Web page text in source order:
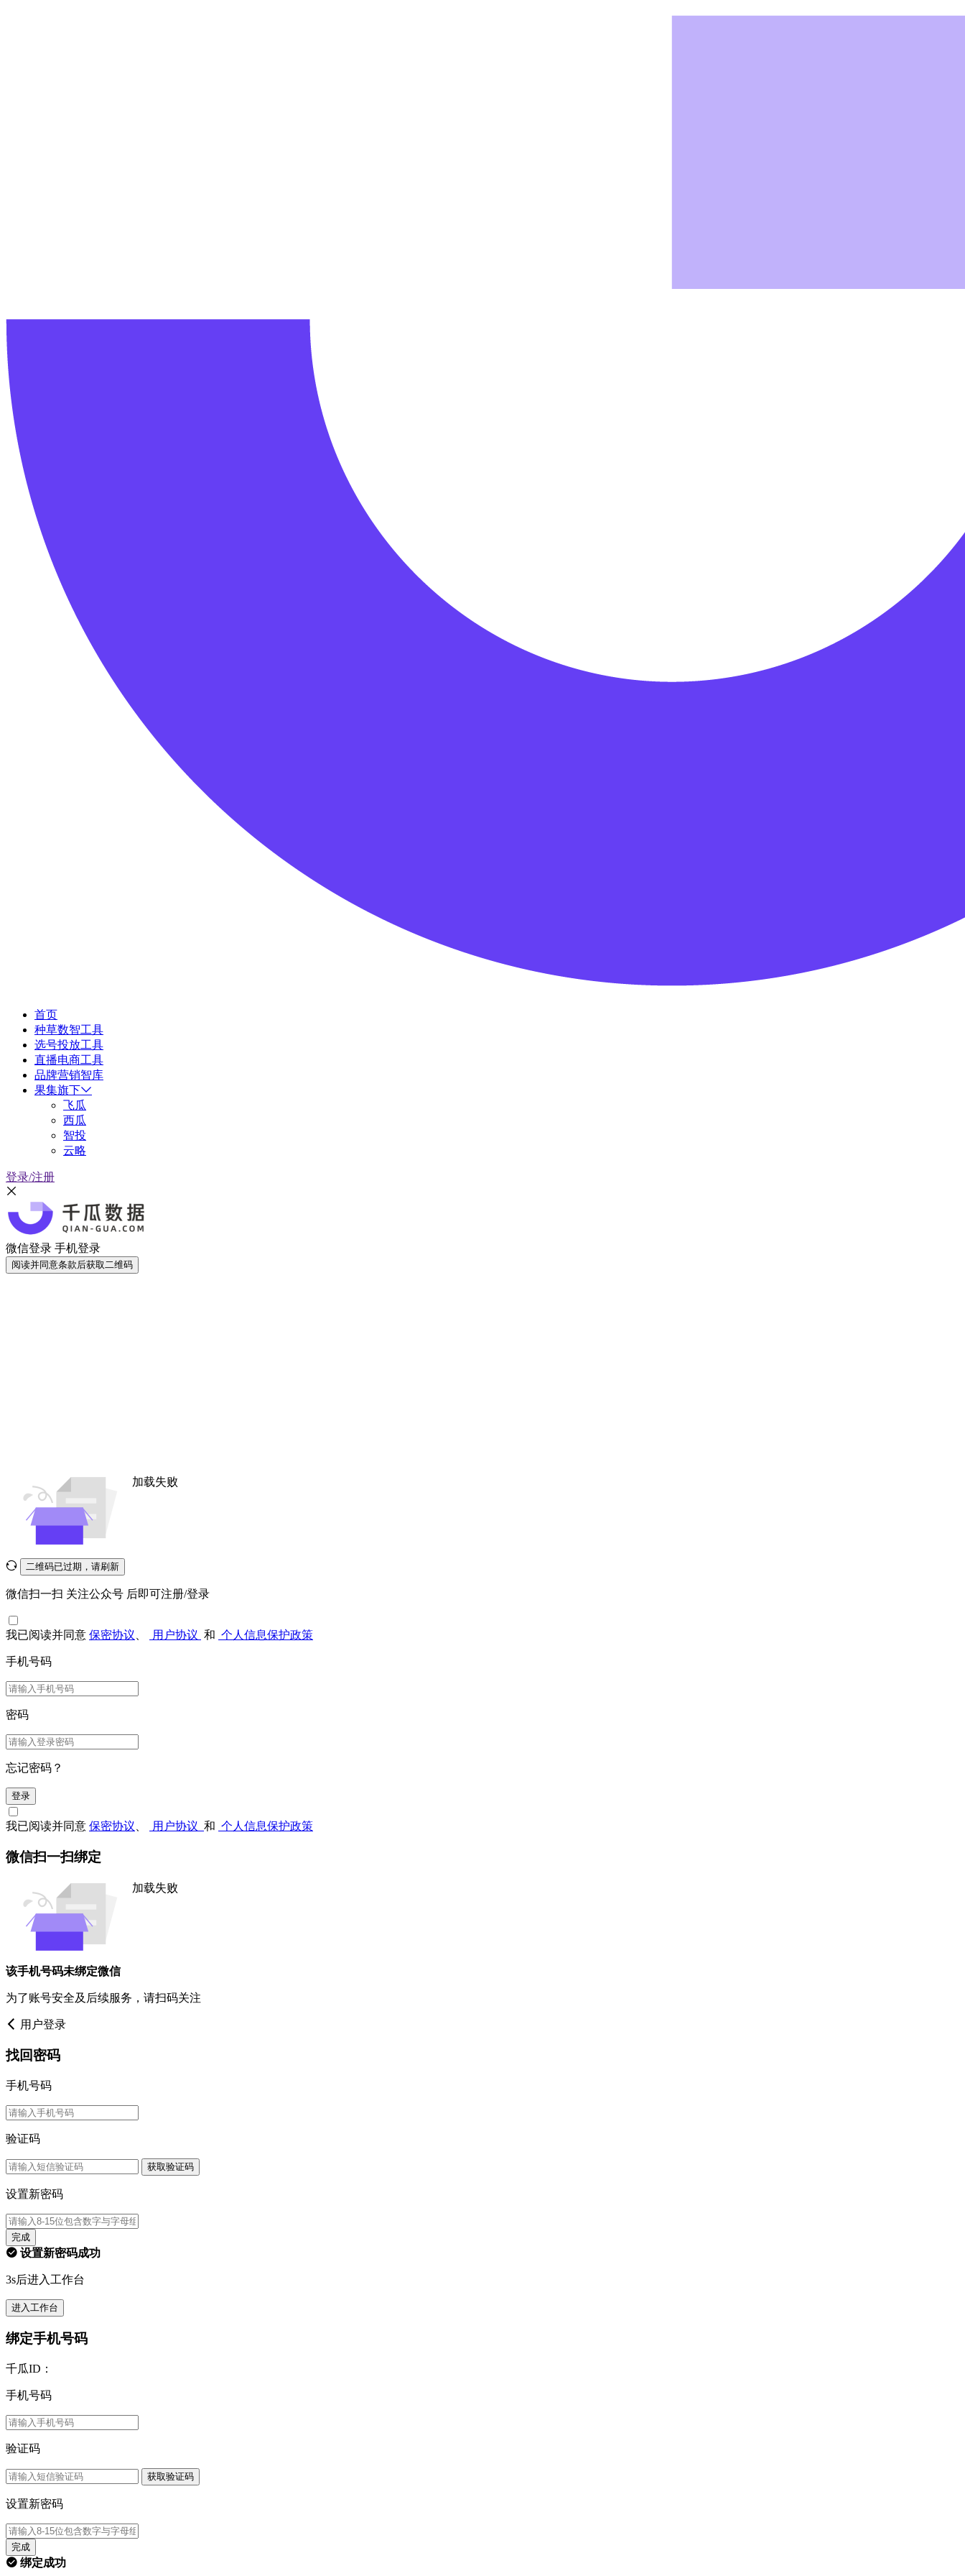
首页
种草数智工具
选号投放工具
直播电商工具
品牌营销智库
果集旗下
飞瓜
西瓜
智投
云略
登录/注册
微信登录 手机登录
阅读并同意条款后获取二维码
加载失败
二维码已过期，请刷新
微信扫一扫 关注公众号 后即可注册/登录
我已阅读并同意 保密协议 用户协议 和 个人信息保护政策
手机号码
密码
忘记密码？
登录
我已阅读并同意 保密协议 用户协议 和 个人信息保护政策
微信扫一扫绑定
加载失败
该手机号码未绑定微信
为了账号安全及后续服务，请扫码关注
用户登录
找回密码
手机号码
验证码
获取验证码
设置新密码
完成
设置新密码成功
3s后进入工作台
进入工作台
绑定手机号码
千瓜ID：
手机号码
验证码
获取验证码
设置新密码
完成
绑定成功